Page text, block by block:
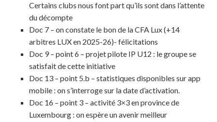
Certains clubs nous font part qu’ils sont dans l’attente
du décompte
Doc 7 – on constate le bon de la CFA Lux (+14
arbitres LUX en 2025-26)- félicitations
Doc 9 – point 6 – projet pilote IP U12 : le groupe se
satisfait de cette initiative
Doc 13 – point 5.b – statistiques disponibles sur app
mobile : on s’interroge sur la date d’activation.
Doc 16 – point 3 – activité 3×3 en province de
Luxembourg : on espère un avenir meilleur